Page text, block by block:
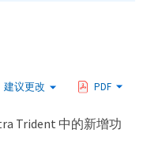
建议更改 PDF
Trident 中的新增功